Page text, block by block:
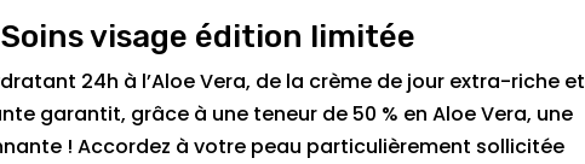
visage édition limitée
24h à l’Aloe Vera, de la crème de jour extra-riche et
garantit, grâce à une teneur de 50 % en Aloe Vera, une
! Accordez à votre peau particulièrement sollicitée